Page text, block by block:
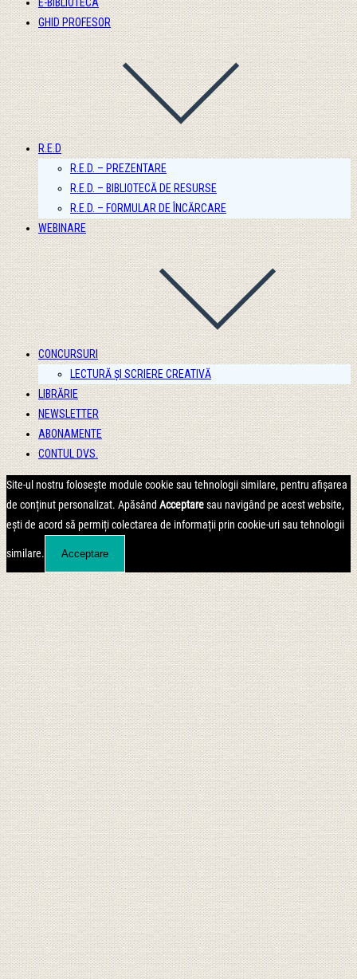
GHID PROFESOR
R.E.D
R.E.D. – PREZENTARE
R.E.D. – BIBLIOTECĂ DE RESURSE
R.E.D. – FORMULAR DE ÎNCĂRCARE
WEBINARE
CONCURSURI
LECTURĂ ȘI SCRIERE CREATIVĂ
LIBRĂRIE
NEWSLETTER
ABONAMENTE
CONTUL DVS.
Site-ul nostru folosește module cookie sau tehnologii similare, pentru afișarea
de conținut personalizat. Apăsând Acceptaresau navigând pe acest website,
ești de acord să permiți colectarea de informații prin cookie-uri sau tehnologii
similare. Acceptare